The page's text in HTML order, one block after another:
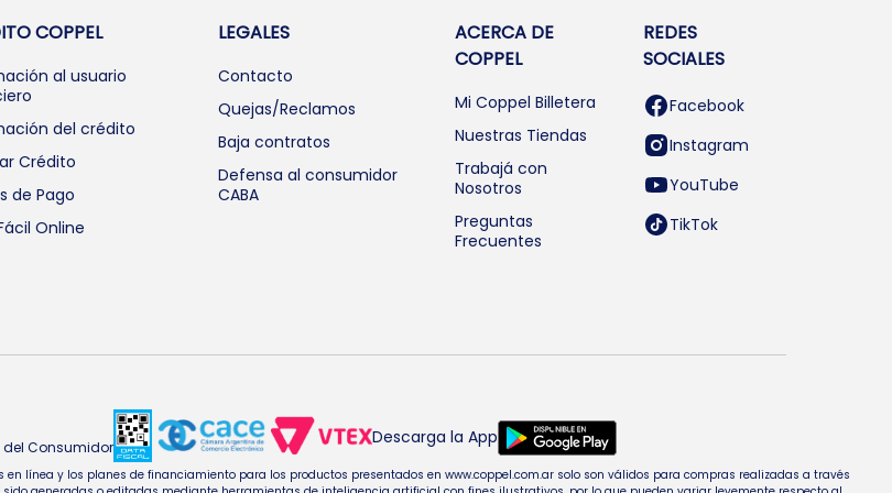
COPPEL
al usuario
del crédito
Crédito
de Pago
Online
LEGALES
Contacto
Quejas/Reclamos
Baja contratos
Defensa al consumidor
CABA
ACERCA DE
COPPEL
Mi Coppel Billetera
Nuestras Tiendas
Trabajá con
Nosotros
Preguntas
Frecuentes
REDES
SOCIALES
Facebook
Instagram
YouTube
TikTok
del Consumidor
Descarga la App
línea y los planes de financiamiento para los productos presentados en www.coppel.com.ar solo son válidos para compras realizadas a través